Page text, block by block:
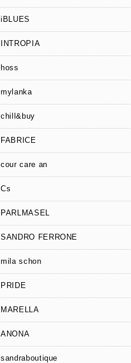
iBLUES
INTROPIA
hoss
mylanka
chill&buy
FABRICE
cour care an
Cs
PARLMASEL
SANDRO FERRONE
mila schon
PRIDE
MARELLA
ANONA
sandraboutique